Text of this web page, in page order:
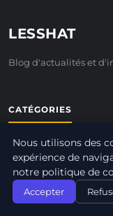
LESSHAT
Blog d'actualités et
CATÉGORIES
CRÉATION
GESTION ET
INNOVATION ET
JURIDIQUE ET
Nous utilisons des
expérience de
notre politique de
Accepter